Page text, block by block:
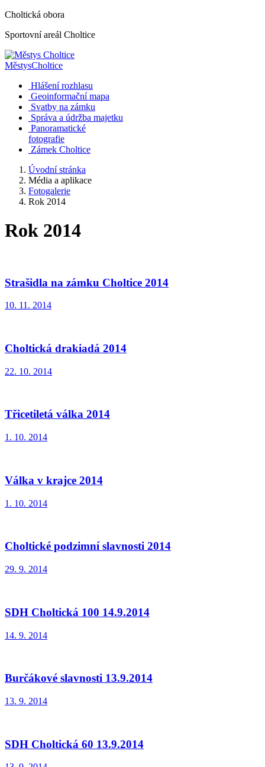
Choltická obora
Sportovní areál Choltice
MěstysCholtice
Hlášení rozhlasu
Geoinformační mapa
Svatby na zámku
Správa a údržba majetku
Panoramatické
fotografie
Zámek Choltice
Úvodní stránka
Média a aplikace
Fotogalerie
Rok 2014
Rok 2014
Strašidla na zámku Choltice 2014
10. 11. 2014
Choltická drakiadá 2014
22. 10. 2014
Třicetiletá válka 2014
1. 10. 2014
Válka v krajce 2014
1. 10. 2014
Choltické podzimní slavnosti 2014
29. 9. 2014
SDH Choltická 100 14.9.2014
14. 9. 2014
Burčákové slavnosti 13.9.2014
13. 9. 2014
SDH Choltická 60 13.9.2014